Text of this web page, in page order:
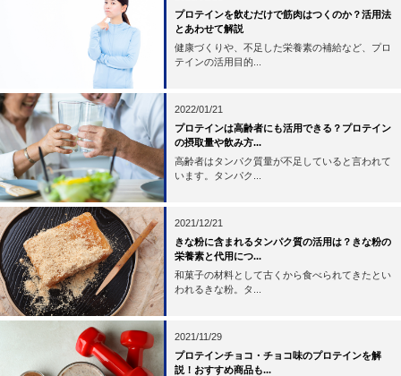
プロテインを飲むだけで筋肉はつくのか？活用法
とあわせて解説
健康づくりや、不足した栄養素の補給など、プロ
テインの活用目的...
2022/01/21
プロテインは高齢者にも活用できる？プロテイン
の摂取量や飲み方...
高齢者はタンパク質量が不足していると言われて
います。タンパク...
2021/12/21
きな粉に含まれるタンパク質の活用は？きな粉の
栄養素と代用につ...
和菓子の材料として古くから食べられてきたとい
われるきな粉。タ...
2021/11/29
プロテインチョコ・チョコ味のプロテインを解
説！おすすめ商品も...